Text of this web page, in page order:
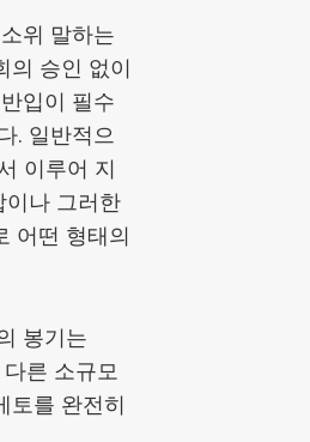
위 말하는
의 승인 없이
입이 필수
. 일반적으
이루어 지
나 그러한
어떤 형태의
봉기는
른 소규모
토를 완전히